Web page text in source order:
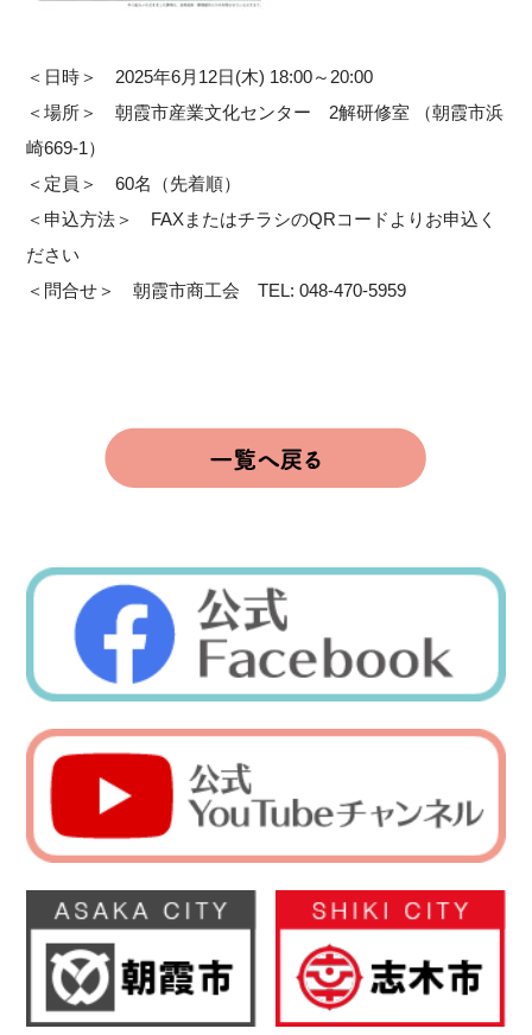
＜日時＞ 2025年6月12日(木) 18:00～20:00
＜場所＞ 朝霞市産業文化センター 2解研修室 （朝霞市浜
崎669-1）
＜定員＞ 60名（先着順）
＜申込方法＞ FAXまたはチラシのQRコードよりお申込く
ださい
＜問合せ＞ 朝霞市商工会 TEL: 048-470-5959